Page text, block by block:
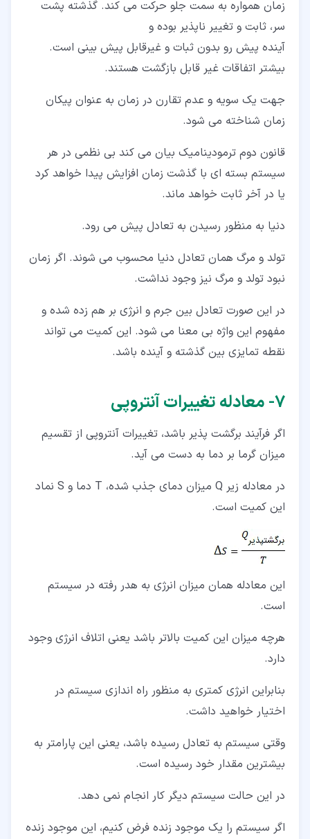
زمان همواره به سمت جلو حرکت می کند. گذشته پشت
سر، ثابت و تغییر ناپذیر بوده و
آینده پیش رو بدون ثبات و غیرقابل پیش بینی است.
بیشتر اتفاقات غیر قابل بازگشت هستند.
جهت یک سویه و عدم تقارن در زمان به عنوان پیکان
زمان شناخته می شود.
قانون دوم ترمودینامیک بیان می کند بی نظمی در هر
سیستم بسته ای با گذشت زمان افزایش پیدا خواهد کرد
یا در آخر ثابت خواهد ماند.
دنیا به منظور رسیدن به تعادل پیش می رود.
تولد و مرگ همان تعادل دنیا محسوب می شوند. اگر زمان
نبود تولد و مرگ نیز وجود نداشت.
در این صورت تعادل بین جرم و انرژی بر هم زده شده و
مفهوم این واژه بی معنا می شود. این کمیت می تواند
نقطه تمایزی بین گذشته و آینده باشد.
۷‏- معادله تغییرات آنتروپی
اگر فرآیند برگشت پذیر باشد، تغییرات آنتروپی از تقسیم
میزان گرما بر دما به دست می آید.
در معادله زیر Q میزان دمای جذب شده، T دما و S نماد
این کمیت است.
این معادله همان میزان انرژی به هدر رفته در سیستم
است.
هرچه میزان این کمیت بالاتر باشد یعنی اتلاف انرژی وجود
دارد.
بنابراین انرژی کمتری به منظور راه اندازی سیستم در
اختیار خواهید داشت.
وقتی سیستم به تعادل رسیده باشد، یعنی این پارامتر به
بیشترین مقدار خود رسیده است.
در این حالت سیستم دیگر کار انجام نمی دهد.
اگر سیستم را یک موجود زنده فرض کنیم، این موجود زنده